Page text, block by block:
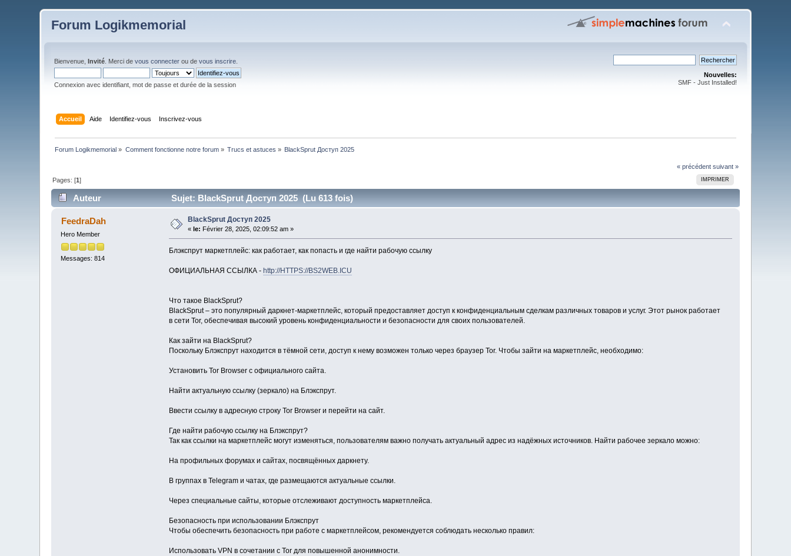
Forum Logikmemorial
Bienvenue,Invité . Merci devous connecter ou devous inscrire
Connexion avec identifiant, mot de passe et durée de la session
Nouvelles:
SMF - Just Installed!
Accueil Aide Identifiez-vous Inscrivez-vous
Forum Logikmemorial » Comment fonctionne notre forum» Trucs et astuces » BlackSprut Доступ 2025
« précédent suivant »
IMPRIMER
Pages: [1]
Auteur Sujet: BlackSprut Доступ 2025 (Lu 613 fois)
FeedraDah
Hero Member
Messages: 814
BlackSprut Доступ 2025
« le: Février 28, 2025, 02:09:52 am »
Блэкспрут маркетплейс: как работает, как попасть и где найти рабочую ссылку
ОФИЦИАЛЬНАЯ ССЫЛКА - http://HTTPS://BS2WEB.ICU
Что такое BlackSprut?
BlackSprut – это популярный даркнет-маркетплейс, который предоставляет доступ к конфиденциальным сделкам различных товаров и услуг. Этот рынок работает
в сети Tor, обеспечивая высокий уровень конфиденциальности и безопасности для своих пользователей.
Как зайти на BlackSprut?
Поскольку Блэкспрут находится в тёмной сети, доступ к нему возможен только через браузер Tor. Чтобы зайти на маркетплейс, необходимо:
Установить Tor Browser с официального сайта.
Найти актуальную ссылку (зеркало) на Блэкспрут.
Ввести ссылку в адресную строку Tor Browser и перейти на сайт.
Где найти рабочую ссылку на Блэкспрут?
Так как ссылки на маркетплейс могут изменяться, пользователям важно получать актуальный адрес из надёжных источников. Найти рабочее зеркало можно:
На профильных форумах и сайтах, посвящённых даркнету.
В группах в Telegram и чатах, где размещаются актуальные ссылки.
Через специальные сайты, которые отслеживают доступность маркетплейса.
Безопасность при использовании Блэкспрут
Чтобы обеспечить безопасность при работе с маркетплейсом, рекомендуется соблюдать несколько правил:
Использовать VPN в сочетании с Tor для повышенной анонимности.